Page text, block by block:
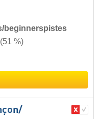
beginnerspistes
(51 %)